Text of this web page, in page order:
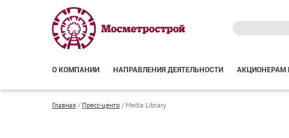
О КОМПАНИИ НАПРАВЛЕНИЯ ДЕЯТЕЛЬНОСТИ АКЦИОНЕРАМ
Главная / Пресс-центр /Media Library